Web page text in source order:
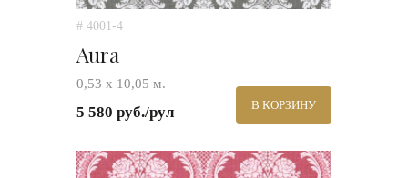
# 4001-4
Aura
0,53 х 10,05 м.
5 580 руб./рул В КОРЗИНУ